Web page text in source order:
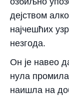
дејством
најчешћих
незгода.
Он је навео
нула
наишла на